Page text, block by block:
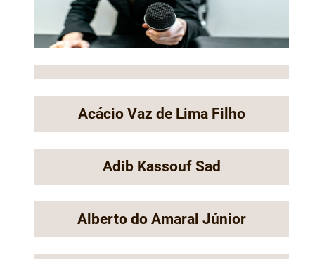
Acácio Vaz de Lima Filho
Adib Kassouf Sad
Alberto do Amaral Júnior